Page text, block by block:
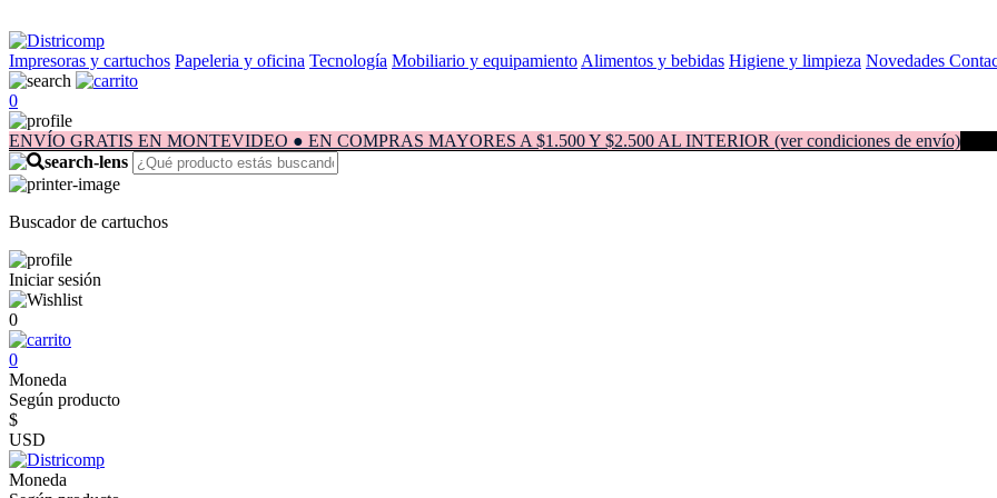
Impresoras y cartuchos Papeleria y oficina Tecnología Mobiliario y equipamiento Alimentos y bebidas Higiene y limpieza Novedades
0
ENVÍO GRATIS EN MONTEVIDEO ● EN COMPRAS MAYORES A $1.500 Y $2.500 AL INTERIOR (ver condiciones de envío)
Buscador de cartuchos
Iniciar sesión
0
0
Moneda
Según producto
$
USD
Moneda